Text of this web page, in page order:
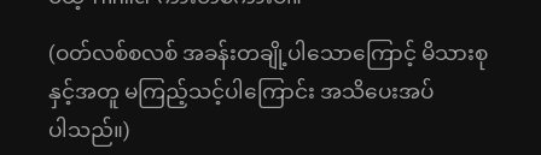
(ဝတ်လစ်စလစ် အခန်းတချို့ပါသောကြောင့် မိသားစု
နှင့်အတူ မကြည့်သင့်ပါကြောင်း အသိပေးအပ်
ပါသည်။)